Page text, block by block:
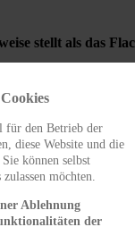
stellt als das
können
Schutz gegen
z.B. mit einer
für den Betrieb der
diese Website und die
können selbst
möchten.
Ablehnung
der